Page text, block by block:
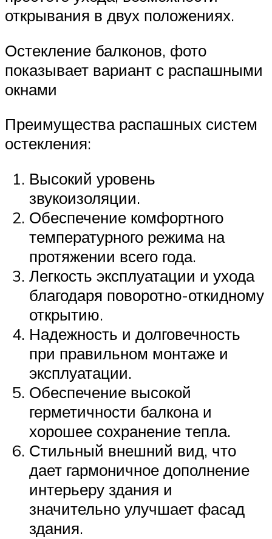
открывания в двух положениях.
Остекление балконов, фото
показывает вариант с распашными
окнами
Преимущества распашных систем
остекления:
Высокий уровень
звукоизоляции.
Обеспечение комфортного
температурного режима на
протяжении всего года.
Легкость эксплуатации и ухода
благодаря поворотно-откидному
открытию.
Надежность и долговечность
при правильном монтаже и
эксплуатации.
Обеспечение высокой
герметичности балкона и
хорошее сохранение тепла.
Стильный внешний вид, что
дает гармоничное дополнение
интерьеру здания и
значительно улучшает фасад
здания.